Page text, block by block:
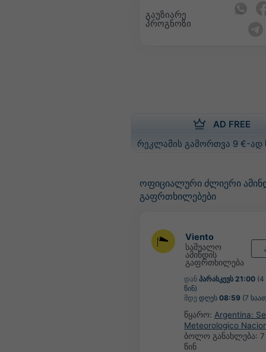
გაუზიარე
პროგნოზი
AD FREE
რეკლამის გამორთვა 9 €-ად
ოფიციალური ძლიერი
გაფრთხილებები
Viento
საშუალო
ამინდის
გაფრთხილება
დან პარასკევს 21:00 (4
წინ)
მდე დღეს 08:59 (7
წყარო: Argentina:
Meteorologico
ბოლო განახლება:
წინ